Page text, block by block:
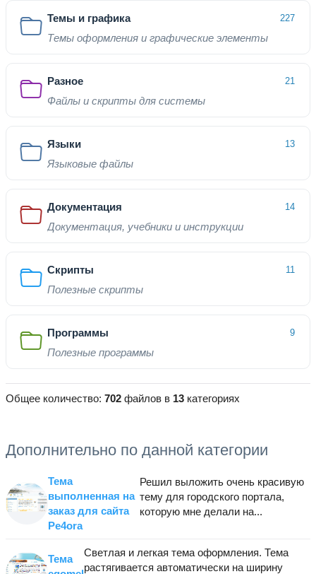
Темы и графика 227
Темы оформления и графические элементы
Разное 21
Файлы и скрипты для системы
Языки 13
Языковые файлы
Документация 14
Документация, учебники и инструкции
Скрипты 11
Полезные скрипты
Программы 9
Полезные программы
Общее количество: 702 файлов в 13 категориях
Дополнительно по данной категории
Тема
выполненная на
заказ для сайта
Pe4ora
Решил выложить очень красивую
тему для городского портала,
которую мне делали на...
Тема
Светлая и легкая тема оформления. Тема
растягивается автоматически на ширину